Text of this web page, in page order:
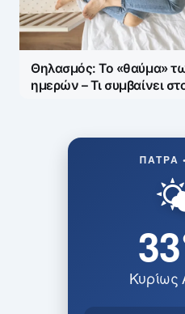
Θηλασμός: Το «θαύμα»
ημερών – Τι συμβαίνει
ΠΆΤΡΑ
Κυρίως